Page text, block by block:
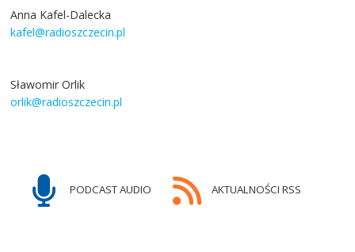
Anna Kafel-Dalecka
kafel@radioszczecin.pl
Sławomir Orlik
orlik@radioszczecin.pl
PODCAST AUDIO AKTUALNOŚCI RSS